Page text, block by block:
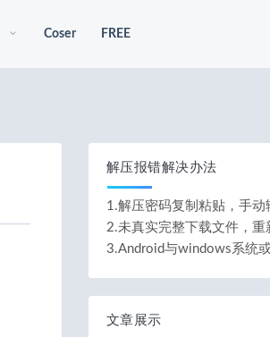
Coser FREE
解压报错解决办法
1.解压密码复制粘贴，手动
2.未真实完整下载文件，重
3.Android与windows系统
文章展示